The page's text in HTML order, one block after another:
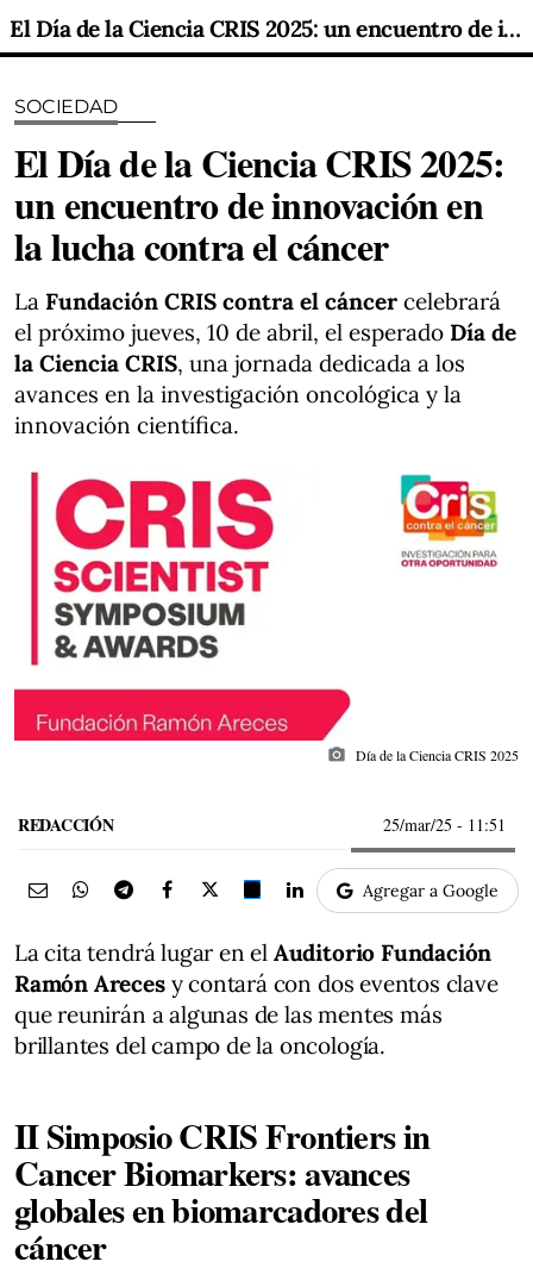
El Día de la Ciencia CRIS 2025: un encuentro de innovación en la lucha contra el cáncer
SOCIEDAD
El Día de la Ciencia CRIS 2025:
un encuentro de innovación en
la lucha contra el cáncer
La Fundación CRIS contra el cáncer celebrará
el próximo jueves, 10 de abril, el esperado Día de
la Ciencia CRIS, una jornada dedicada a los
avances en la investigación oncológica y la
innovación científica.
photo_camera Día de la Ciencia CRIS 2025
REDACCIÓN 25/mar/25 - 11:51
Agregar a Google
La cita tendrá lugar en el Auditorio Fundación
Ramón Arecesy contará con dos eventos clave
que reunirán a algunas de las mentes más
brillantes del campo de la oncología.
II Simposio CRIS Frontiers in
Cancer Biomarkers: avances
globales en biomarcadores del
cáncer